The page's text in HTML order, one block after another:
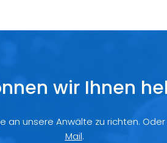
wir Ihnen
unsere Anwälte zu richten.
Mail.